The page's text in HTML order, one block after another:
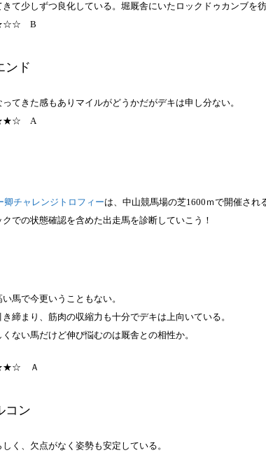
て少しずつ良化している。堀厩舎にいたロックドゥカンブを
B
ンド
てきた感もありマイルがどうかだがデキは申し分ない。
A
卿チャレンジトロフィーは、中山競馬場の芝1600ｍで開催され
での状態確認を含めた出走馬を診断していこう！
馬で今更いうこともない。
締まり、筋肉の収縮力も十分でデキは上向いている。
ない馬だけど伸び悩むのは厩舎との相性か。
Ａ
コン
く、欠点がなく姿勢も安定している。